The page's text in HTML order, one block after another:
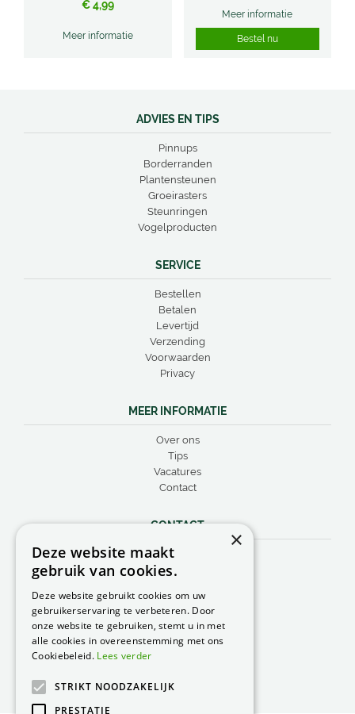
€ 4,99
Meer informatie
Meer informatie
Bestel nu
ADVIES EN TIPS
Pinnups
Borderranden
Plantensteunen
Groeirasters
Steunringen
Vogelproducten
SERVICE
Bestellen
Betalen
Levertijd
Verzending
Voorwaarden
Privacy
MEER INFORMATIE
Over ons
Tips
Vacatures
Contact
CONTACT
Peacock Garden Supports
Industrieweg 22
Nederland
0499 57 40 80
F. 0499 57 40 84
E.peacock@peacock.nl
×
Deze website maakt
gebruik van cookies.
Deze website gebruikt cookies om uw
gebruikerservaring te verbeteren. Door
onze website te gebruiken, stemt u in met
alle cookies in overeenstemming met ons
Cookiebeleid. Lees verder
STRIKT NOODZAKELIJK
PRESTATIE